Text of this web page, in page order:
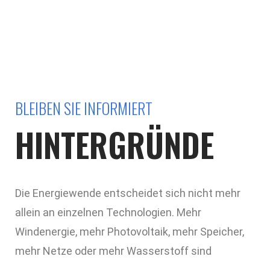
BLEIBEN SIE INFORMIERT
HINTERGRÜNDE
Die Energiewende entscheidet sich nicht mehr
allein an einzelnen Technologien. Mehr
Windenergie, mehr Photovoltaik, mehr Speicher,
mehr Netze oder mehr Wasserstoff sind